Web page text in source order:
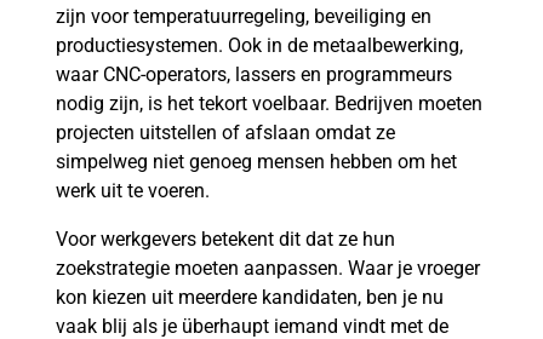
zijn voor temperatuurregeling, beveiliging en
productiesystemen. Ook in de metaalbewerking,
waar CNC-operators, lassers en programmeurs
nodig zijn, is het tekort voelbaar. Bedrijven moeten
projecten uitstellen of afslaan omdat ze
simpelweg niet genoeg mensen hebben om het
werk uit te voeren.
Voor werkgevers betekent dit dat ze hun
zoekstrategie moeten aanpassen. Waar je vroeger
kon kiezen uit meerdere kandidaten, ben je nu
vaak blij als je überhaupt iemand vindt met de